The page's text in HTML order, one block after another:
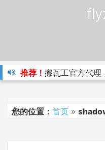
推荐！ 搬瓦工官方代理
您的位置： 首页 »